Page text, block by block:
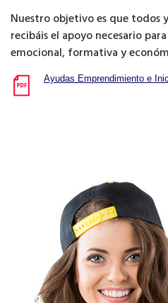
Nuestro objetivo es que todos
recibáis el apoyo necesario
emocional, formativa y
Ayudas Emprendimiento e